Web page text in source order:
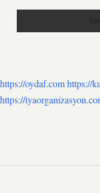
https://oydaf.comhttps://
https://